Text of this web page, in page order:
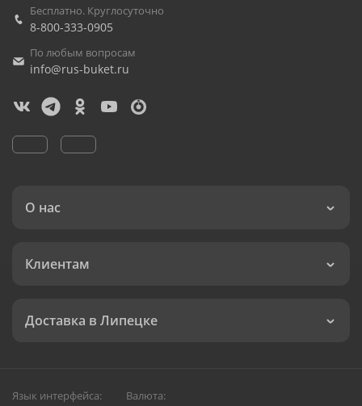
Бесплатно. Круглосуточно
8-800-333-0905
По любым вопросам
info@rus-buket.ru
О нас
Клиентам
Доставка в Липецке
Язык интерфейса: Валюта: